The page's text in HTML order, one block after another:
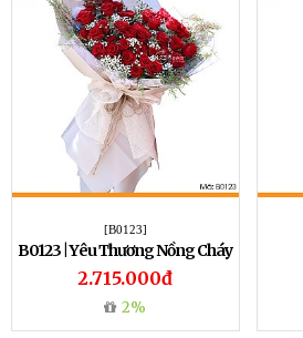
[B0123]
B0123 | Yêu Thương Nồng Cháy
2.715.000đ
2%